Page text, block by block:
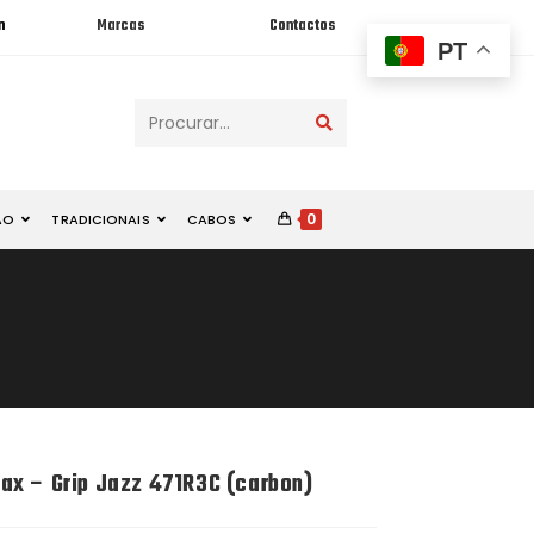
Marcas Contactos
Procurar...
TRADICIONAIS CABOS 0
– Grip Jazz 471R3C (carbon)
PT